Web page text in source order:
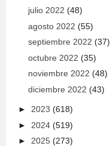
julio 2022 (48)
agosto 2022 (55)
septiembre 2022 (37)
octubre 2022 (35)
noviembre 2022 (48)
diciembre 2022 (43)
► 2023 (618)
► 2024 (519)
► 2025 (273)